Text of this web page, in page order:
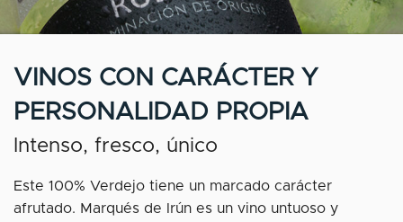
VINOS CON CARÁCTER Y
PERSONALIDAD PROPIA
Intenso, fresco, único
Este 100% Verdejo tiene un marcado carácter
afrutado. Marqués de Irún es un vino untuoso y